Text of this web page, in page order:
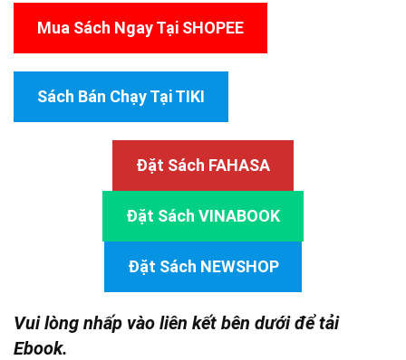
Mua Sách Ngay Tại SHOPEE
Sách Bán Chạy Tại TIKI
Đặt Sách FAHASA
Đặt Sách VINABOOK
Đặt Sách NEWSHOP
Vui lòng nhấp vào liên kết bên dưới để tải
Ebook.